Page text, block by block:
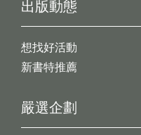
出版動態
想找好活動
新書特推薦
嚴選企劃